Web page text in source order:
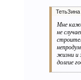
ТетьЗина
Мне
не
жизни и
долгие